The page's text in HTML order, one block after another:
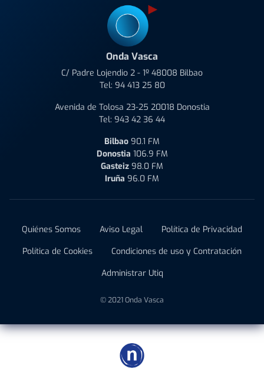
Onda Vasca
C/ Padre Lojendio 2 - 1º 48008 Bilbao
Tel: 94 413 25 80
Avenida de Tolosa 23-25 20018 Donostia
Tel: 943 42 36 44
Bilbao 90.1 FM
Donostia 106.9 FM
Gasteiz 98.0 FM
Iruña 96.0 FM
Quiénes Somos Aviso Legal
Política de Privacidad
Política de Cookies
Condiciones de uso y Contratación
Administrar Utiq
© 2021 Onda Vasca